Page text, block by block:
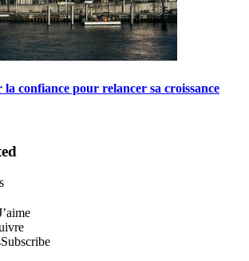
la confiance pour relancer sa croissance
Subscribe